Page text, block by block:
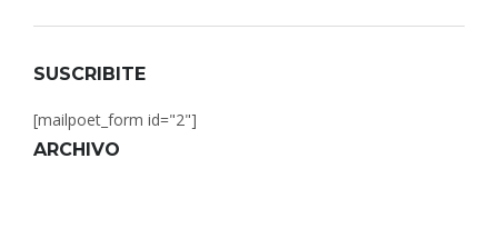
SUSCRIBITE
[mailpoet_form id="2"]
ARCHIVO